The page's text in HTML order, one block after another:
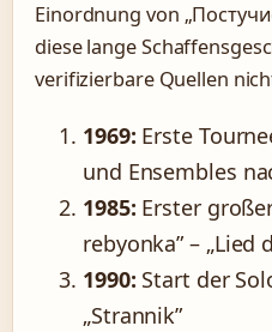
Einordnung von
diese lange
verifizierbare Quellen
1969: Erste
und Ensembles
1985: Erster
rebyonka” – „Lied
1990: Start der
„Strannik”